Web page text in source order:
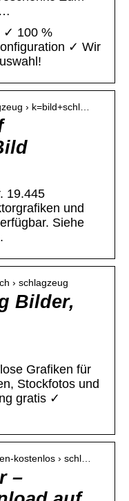
✓ 100 %
✓ Wir
› k=bild+schl…
19.445
und
Siehe
› schlagzeug
Bilder,
Grafiken für
Stockfotos und
gratis ✓
kostenlos › schl…
–